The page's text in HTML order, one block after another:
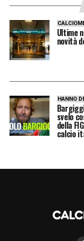
Ultime
novità
HANNO
svelo
della
calcio